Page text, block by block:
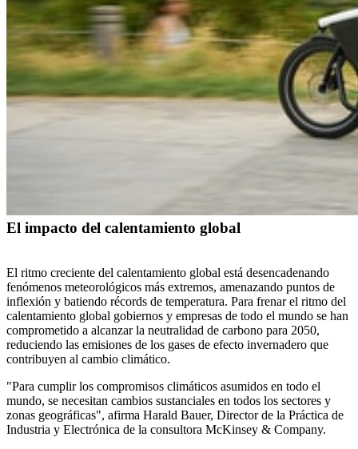
El impacto del calentamiento global
El ritmo creciente del calentamiento global está desencadenando
fenómenos meteorológicos más extremos, amenazando puntos de
inflexión y batiendo récords de temperatura. Para frenar el ritmo del
calentamiento global gobiernos y empresas de todo el mundo se han
comprometido a alcanzar la neutralidad de carbono para 2050,
reduciendo las emisiones de los gases de efecto invernadero que
contribuyen al cambio climático.
"Para cumplir los compromisos climáticos asumidos en todo el
mundo, se necesitan cambios sustanciales en todos los sectores y
zonas geográficas", afirma Harald Bauer, Director de la Práctica de
Industria y Electrónica de la consultora McKinsey & Company.